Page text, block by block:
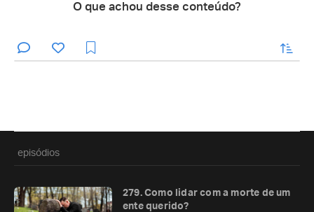
O que achou desse conteúdo?
enviar
episódios
279. Como lidar com a morte de um
ente querido?